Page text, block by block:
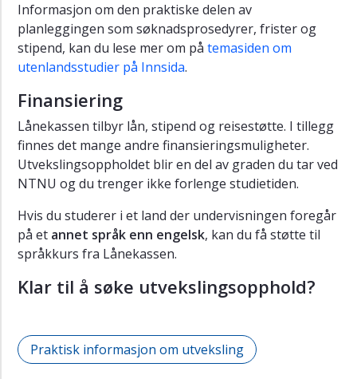
Informasjon om den praktiske delen av
planleggingen som søknadsprosedyrer, frister og
stipend, kan du lese mer om på temasiden om
utenlandsstudier på Innsida.
Finansiering
Lånekassen tilbyr lån, stipend og reisestøtte. I tillegg
finnes det mange andre finansieringsmuligheter.
Utvekslingsoppholdet blir en del av graden du tar ved
NTNU og du trenger ikke forlenge studietiden.
Hvis du studerer i et land der undervisningen foregår
på et annet språk enn engelsk, kan du få støtte til
språkkurs fra Lånekassen.
Klar til å søke utvekslingsopphold?
Praktisk informasjon om utveksling